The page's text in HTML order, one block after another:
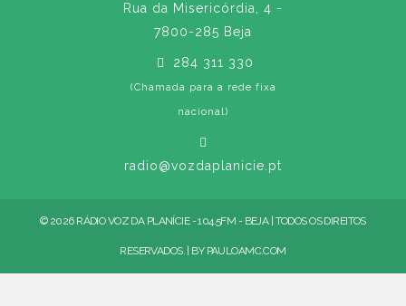
Rua da Misericórdia, 4 -
7800-285 Beja
284 311 330
(Chamada para a rede fixa
nacional)
radio@vozdaplanicie.pt
© 2026 RÁDIO VOZ DA PLANÍCIE - 104.5FM - BEJA | TODOS OS DIREITOS
RESERVADOS. | BY PAULOAMC.COM